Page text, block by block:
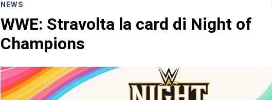
NEWS
WWE: Stravolta la card di Night of
Champions